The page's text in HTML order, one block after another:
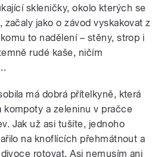
skleničky, okolo kterých se
začaly jako o závod vyskakovat z
to nadělení – stěny, strop i
rudé kaše, ničím
má dobrá přítelkyně, která
kompoty a zeleninu v pračce
Jak už asi tušíte, jednoho
na knoflících přehmátnout a
rotovat. Asi nemusím ani